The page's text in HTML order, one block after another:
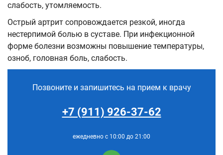
слабость, утомляемость.
Острый артрит сопровождается резкой, иногда
нестерпимой болью в суставе. При инфекционной
форме болезни возможны повышение температуры,
озноб, головная боль, слабость.
Позвоните и запишитесь на прием к врачу
+7 (911) 926-37-62
ежедневно с 10:00 до 21:00